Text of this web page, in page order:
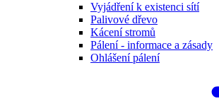
Vyjádření k existenci sítí
Palivové dřevo
Kácení stromů
Pálení - informace a zásady
Ohlášení pálení